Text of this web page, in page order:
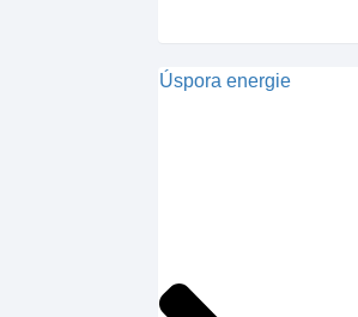
Úspora energie